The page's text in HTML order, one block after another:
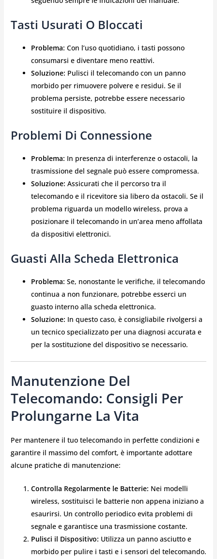
Tasti Usurati O Bloccati
Problema: Con l’uso quotidiano, i tasti possono
consumarsi e diventare meno reattivi.
Soluzione: Pulisci il telecomando con un panno
morbido per rimuovere polvere e residui. Se il
problema persiste, potrebbe essere necessario
sostituire il dispositivo.
Problemi Di Connessione
Problema: In presenza di interferenze o ostacoli, la
trasmissione del segnale può essere compromessa.
Soluzione: Assicurati che il percorso tra il
telecomando e il ricevitore sia libero da ostacoli. Se il
problema riguarda un modello wireless, prova a
posizionare il telecomando in un’area meno affollata
da dispositivi elettronici.
Guasti Alla Scheda Elettronica
Problema: Se, nonostante le verifiche, il telecomando
continua a non funzionare, potrebbe esserci un
guasto interno alla scheda elettronica.
Soluzione: In questo caso, è consigliabile rivolgersi a
un tecnico specializzato per una diagnosi accurata e
per la sostituzione del dispositivo se necessario.
Manutenzione Del
Telecomando: Consigli Per
Prolungarne La Vita
Per mantenere il tuo telecomando in perfette condizioni e
garantire il massimo del comfort, è importante adottare
alcune pratiche di manutenzione:
Controlla Regolarmente le Batterie: Nei modelli
wireless, sostituisci le batterie non appena iniziano a
esaurirsi. Un controllo periodico evita problemi di
segnale e garantisce una trasmissione costante.
Pulisci il Dispositivo: Utilizza un panno asciutto e
morbido per pulire i tasti e i sensori del telecomando.